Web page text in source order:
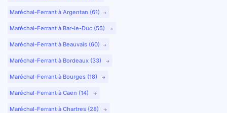
Maréchal-Ferrant à Argentan (61)
Maréchal-Ferrant à Bar-le-Duc (55)
Maréchal-Ferrant à Beauvais (60)
Maréchal-Ferrant à Bordeaux (33)
Maréchal-Ferrant à Bourges (18)
Maréchal-Ferrant à Caen (14)
Maréchal-Ferrant à Chartres (28)